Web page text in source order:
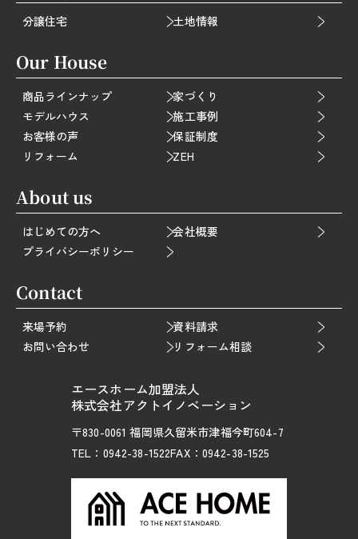
エースホーム加盟法人
株式会社アクトイノベーション
〒830-0061 福岡県久留米市津福今町604-7
TEL：0942-38-1522FAX：0942-38-1525
分譲住宅 土地情報
Contact
来場予約
資料請求
お問い合わせ
リフォーム相談
Our House
商品ラインナップ
家づくり
モデルハウス
施工事例
お客様の声
保証制度
リフォーム
ZEH
About us
はじめての方へ
会社概要
プライバシーポリシー